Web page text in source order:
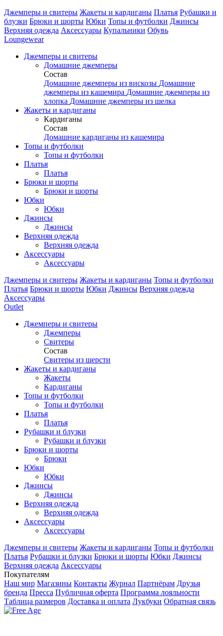
Джемперы и свитеры Жакеты и кардиганы Платья Рубашки и
блузки Брюки и шорты Юбки Топы и футболки Джинсы
Верхняя одежда Аксесcуары Купальники Обувь
Loungewear
Джемперы и свитеры
Домашние джемперы
Состав
Домашние джемперы из вискозы Домашние
джемперы из кашемира Домашние джемперы из
хлопка Домашние джемперы из шелка
Жакеты и кардиганы
Кардиганы
Состав
Домашние кардиганы из кашемира
Топы и футболки
Топы и футболки
Платья
Платья
Брюки и шорты
Брюки и шорты
Юбки
Юбки
Джинсы
Джинсы
Верхняя одежда
Верхняя одежда
Аксессуары
Аксессуары
Джемперы и свитеры Жакеты и кардиганы Топы и футболки
Платья Брюки и шорты Юбки Джинсы Верхняя одежда
Аксессуары
Outlet
Джемперы и свитеры
Джемперы
Свитеры
Состав
Свитеры из шерсти
Жакеты и кардиганы
Жакеты
Кардиганы
Топы и футболки
Топы и футболки
Платья
Платья
Рубашки и блузки
Рубашки и блузки
Брюки и шорты
Брюки
Юбки
Юбки
Джинсы
Джинсы
Верхняя одежда
Верхняя одежда
Аксесcуары
Аксесcуары
Джемперы и свитеры Жакеты и кардиганы Топы и футболки
Платья Рубашки и блузки Брюки и шорты Юбки Джинсы
Верхняя одежда Аксесcуары
Покупателям
Наш мир Магазины Контакты Журнал Партнёрам Друзья
бренда Пресса Публичная оферта Программа лояльности
Таблица размеров Доставка и оплата Лукбуки Обратная связь